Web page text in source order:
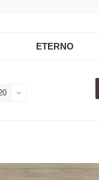
ETERNO